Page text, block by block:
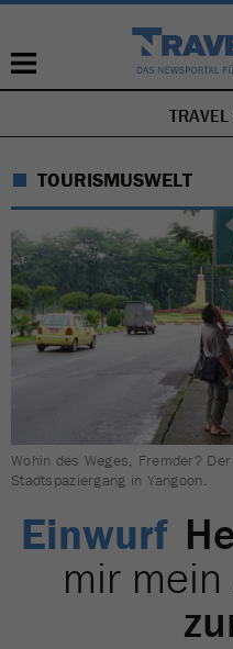
TOURISMUSWELT
Wohin des Weges, Fremder?
Stadtspaziergang in Yangoon.
Einwurf
mir mein